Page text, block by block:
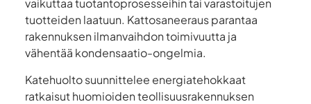
vaikuttaa tuotantoprosesseihin tai varastoitujen
tuotteiden laatuun. Kattosaneeraus parantaa
rakennuksen ilmanvaihdon toimivuutta ja
vähentää kondensaatio-ongelmia.
Katehuolto suunnittelee energiatehokkaat
ratkaisut huomioiden teollisuusrakennuksen